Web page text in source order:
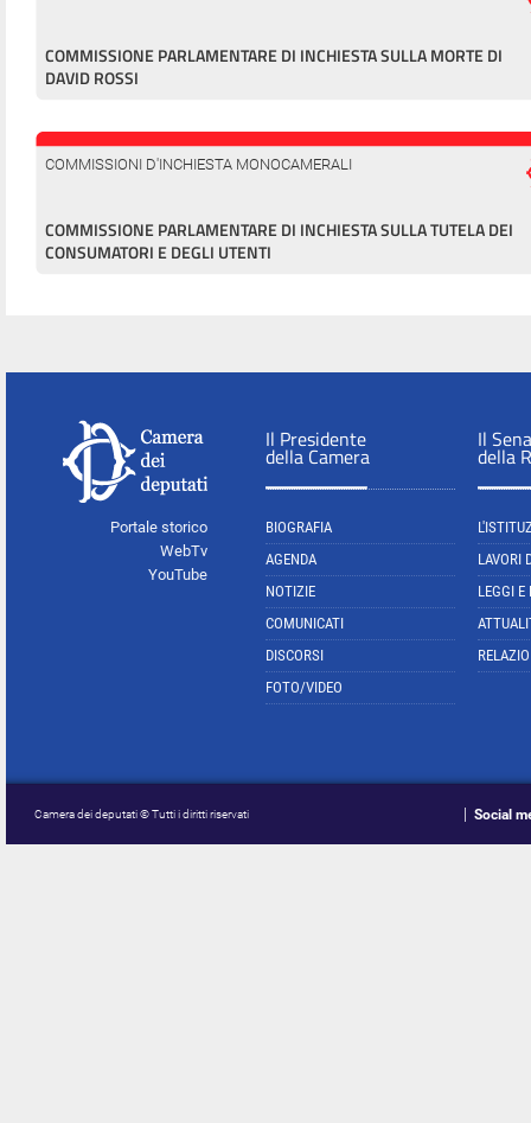
COMMISSIONE PARLAMENTARE DI INCHIESTA SULLA MORTE DI
DAVID ROSSI
COMMISSIONI D'INCHIESTA MONOCAMERALI
COMMISSIONE PARLAMENTARE DI INCHIESTA SULLA TUTELA DEI
CONSUMATORI E DEGLI UTENTI
Portale storico
WebTv
YouTube
Il Presidente
della Camera
BIOGRAFIA
AGENDA
NOTIZIE
COMUNICATI
DISCORSI
FOTO/VIDEO
Il
della
LAVORI
LEGGI E
Camera dei deputati © Tutti i diritti riservati Social